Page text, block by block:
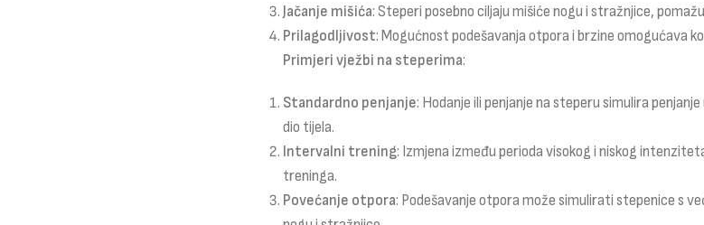
Jačanje mišića: Steperi posebno ciljaju mišiće nogu i stražnjice,
Prilagodljivost: Mogućnost podešavanja otpora i brzine omogućava
Primjeri vježbi na steperima:
Standardno penjanje: Hodanje ili penjanje na steperu simulira
dio tijela.
Intervalni trening: Izmjena između perioda visokog i niskog
treninga.
Povećanje otpora: Podešavanje otpora može simulirati stepenice s